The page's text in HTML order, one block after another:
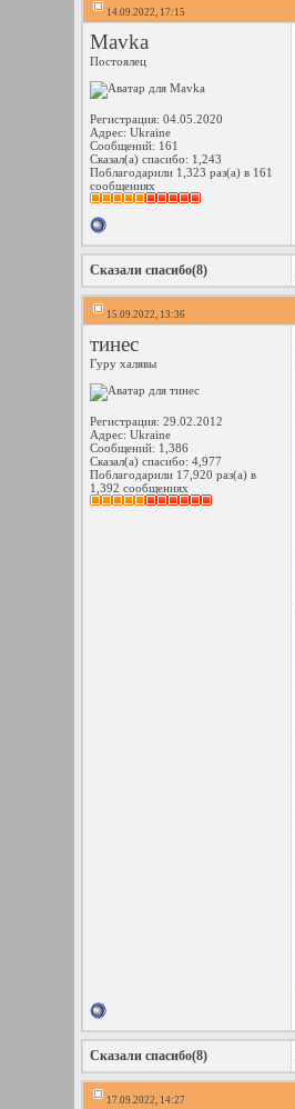
14.09.2022, 17:15
Mavka
Постоялец
Регистрация: 04.05.2020
Адрес: Ukraine
Сообщений: 161
Сказал(а) спасибо: 1,243
Поблагодарили 1,323 раз(а) в 161
сообщениях
Сказали спасибо(8)
15.09.2022, 13:36
тинес
Гуру халявы
Регистрация: 29.02.2012
Адрес: Ukraine
Сообщений: 1,386
Сказал(а) спасибо: 4,977
Поблагодарили 17,920 раз(а) в
1,392 сообщениях
Сказали спасибо(8)
17.09.2022, 14:27